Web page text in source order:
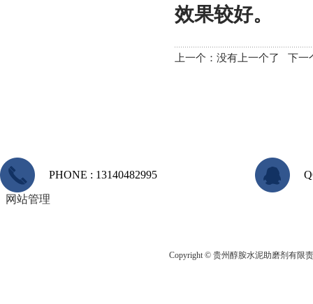
效果较好。
上一个：没有上一个了 下一
PHONE : 13140482995
Copyright © 贵州醇胺水泥助磨剂有限
网站管理